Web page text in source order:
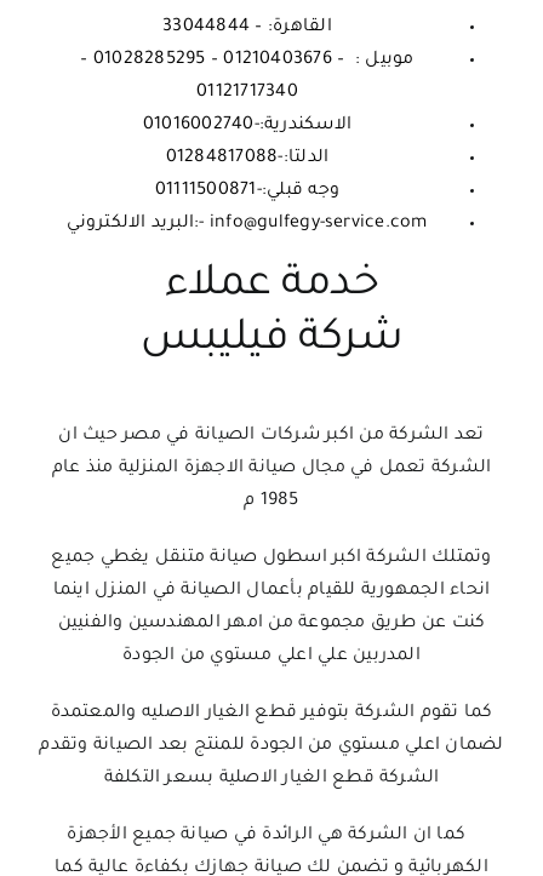
القاهرة: – 33044844
موبيل : – 01210403676 – 01028285295 –
01121717340
الاسكندرية:-01016002740
الدلتا:-01284817088
وجه قبلي:-01111500871
info@gulfegy-service.com -:البريد الالكتروني
خدمة عملاء
شركة فيليبس
تعد الشركة من اكبر شركات الصيانة في مصر حيث ان
الشركة تعمل في مجال صيانة الاجهزة المنزلية منذ عام
1985 م
وتمتلك الشركة اكبر اسطول صيانة متنقل يغطي جميع
انحاء الجمهورية للقيام بأعمال الصيانة في المنزل اينما
كنت عن طريق مجموعة من امهر المهندسين والفنيين
المدربين علي اعلي مستوي من الجودة
كما تقوم الشركة بتوفير قطع الغيار الاصليه والمعتمدة
لضمان اعلي مستوي من الجودة للمنتج بعد الصيانة وتقدم
الشركة قطع الغيار الاصلية بسعر التكلفة
كما ان الشركة هي الرائدة في صيانة جميع الأجهزة
الكهربائية و تضمن لك صيانة جهازك بكفاءة عالية كما